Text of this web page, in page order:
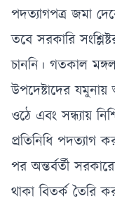
পদত্যাগপত্র জমা
তবে সরকারি
চাননি। গতকাল
উপদেষ্টাদের
ওঠে এবং সন্ধ্যায়
প্রতিনিধি পদত্যাগ
পর অন্তর্বর্তী
থাকা বিতর্ক তৈরি